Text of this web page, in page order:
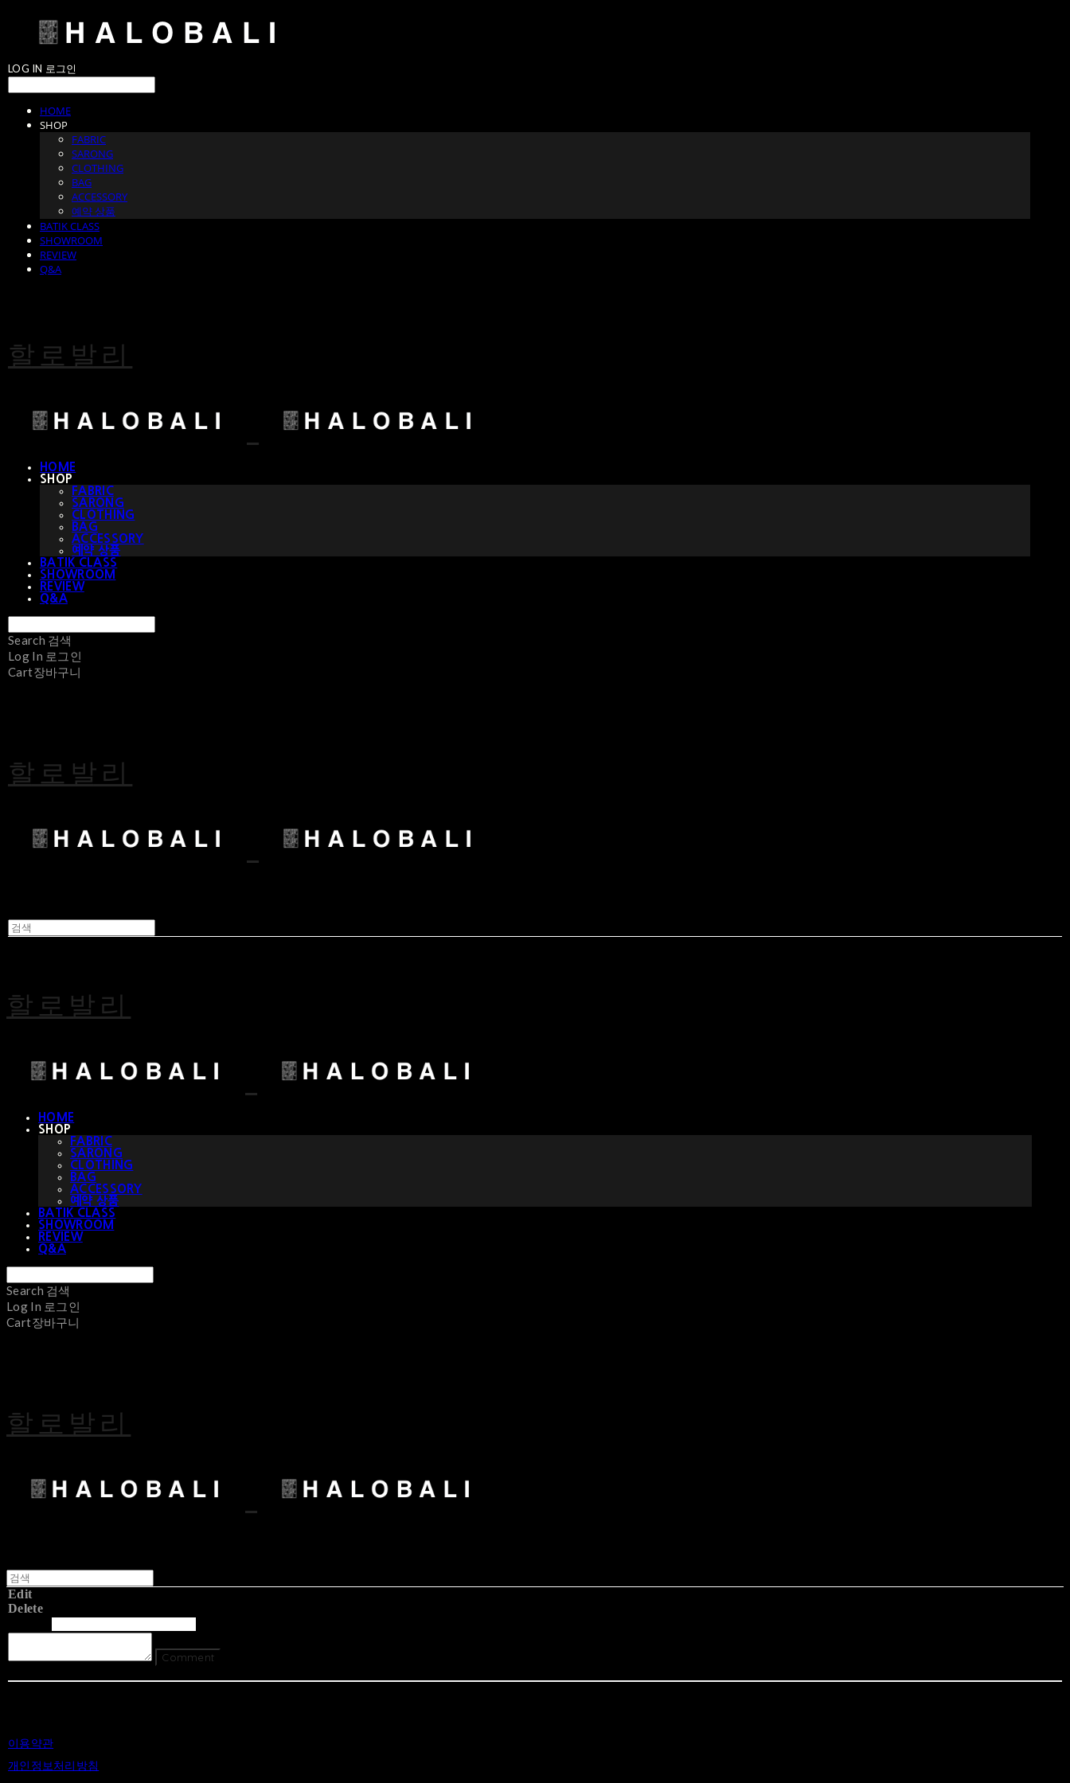
LOG IN 로그인
HOME
SHOP
FABRIC
SARONG
CLOTHING
BAG
ACCESSORY
예약 상품
BATIK CLASS
SHOWROOM
REVIEW
Q&A
할로발리
HOME
SHOP
FABRIC
SARONG
CLOTHING
BAG
ACCESSORY
예약 상품
BATIK CLASS
SHOWROOM
REVIEW
Q&A
Search 검색
Log In 로그인
Cart장바구니
할로발리
할로발리
HOME
SHOP
FABRIC
SARONG
CLOTHING
BAG
ACCESSORY
예약 상품
BATIK CLASS
SHOWROOM
REVIEW
Q&A
Search 검색
Log In 로그인
Cart장바구니
할로발리
Edit
Delete
Comment
이용약관
개인정보처리방침